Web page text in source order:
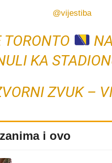
@vijestiba
TORONTO
KA
ZVUK –
i ovo